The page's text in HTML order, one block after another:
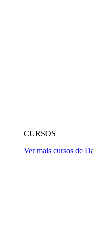
CURSOS
Ver mais cursos de